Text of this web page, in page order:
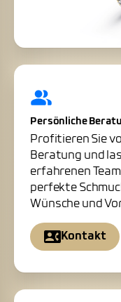
Persönliche
Profitieren Sie
Beratung und
erfahrenen
perfekte
Wünsche und
Kontakt